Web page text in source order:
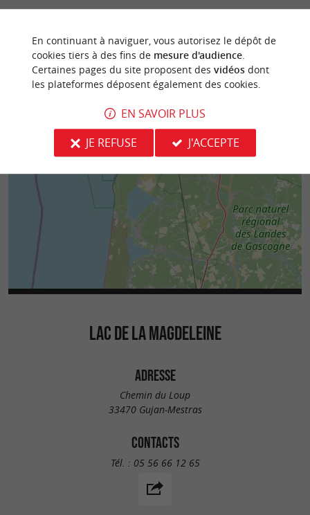
LAC DE LA MAGDELEINE
ADRESSE
Chemin du Loup
33470 Gujan-Mestras
CONTACTS
Tél. : 05 56 66 12 65
En continuant à naviguer, vous autorisez le dépôt de
cookies tiers à des fins de mesure d'audience.
Certaines pages du site proposent des vidéosdont
les plateformes déposent également des cookies.
EN SAVOIR PLUS
JE REFUSE
J'ACCEPTE